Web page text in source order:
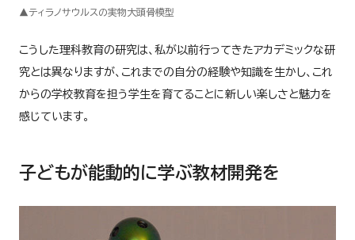
▲ティラノサウルスの実物大頭骨模型
こうした理科教育の研究は、私が以前行ってきたアカデミックな研
究とは異なりますが、これまでの自分の経験や知識を生かし、これ
からの学校教育を担う学生を育てることに新しい楽しさと魅力を
感じています。
子どもが能動的に学ぶ教材開発を